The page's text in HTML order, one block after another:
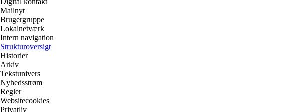
Mailnyt
Brugergruppe
Lokalnetværk
Intern navigation
Strukturoversigt
Historier
Arkiv
Tekstunivers
Nyhedsstrøm
Regler
Websitecookies
Privatliv